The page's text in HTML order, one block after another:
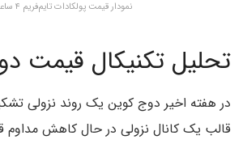
نمودار قیمت پولکادات تایم‌فریم ۴ ساعت
تحلیل تکنیکال قیمت
در هفته اخیر دوج کوین یک روند نزولی
قالب یک کانال نزولی در حال کاهش